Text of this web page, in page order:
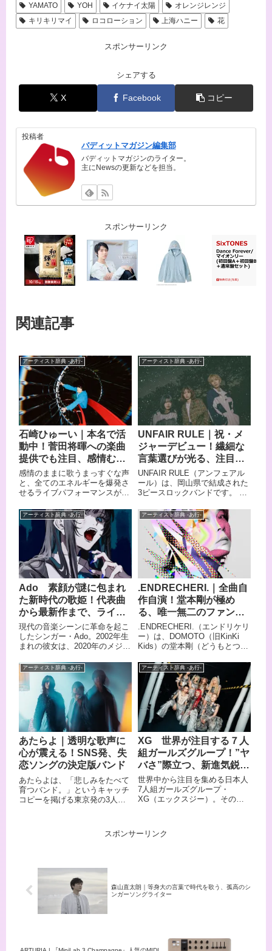
YAMATO
YOH イケナイ太陽
オレンジレンジ
キリキリマイ
ロコローション 上海ハニー 花
スポンサーリンク
シェアする
X Facebook コピー
投稿者
バディットマガジン編集部
バディットマガジンのライター。
主にNewsの更新などを担当。
スポンサーリンク
関連記事
アーティスト辞典 -あ行-
石崎ひゅーい｜本名で活
動中！菅田将暉への楽曲
提供でも注目、感情むき
出しの歌声
感情のままに歌うまっすぐな声
と、全てのエネルギーを爆発さ
せるライブパフォーマンスが魅
市出身のシンガーソングライタ
ー、俳優として活動していま
す。菅田将暉に「虹」「さよな
らエレジー」などヒット曲を提
供した作曲家としても知られ、
菅田将暉×石崎ひゅーい名義で
中島みゆき「糸」をカバーしま
した。音楽プロデューサー須藤
晃との出会いをきっかけにソロ
に転向し、亡き母への想いを込
めたミニアルバム「第三惑星交
響曲」でメジャーデビューを果
たします。この記事では、規格
外のシンガーソングライターの
全貌に迫ります。
アーティスト辞典 -あ行-
UNFAIR RULE｜祝・メ
ジャーデビュー！繊細な
言葉選びが光る、注目の
岡山発バンド
UNFAIR RULE（アンフェアル
ール）は、岡山県で結成された
3ピースロックバンドです。 聴
びと心を揺さぶるメロディによ
って等身大のリアルが詰め込ま
れた楽曲は、多くの若者から熱
い支持を集めています。 ボーカ
ルの山本珠羽から放たれる優し
くも芯のある歌声と、自身の実
体験のみをもとにした赤裸々で
まっすぐな歌詞が最大の魅力。
ライブハウスへ通う若者たちを
中心に人気を広げ、大型フェス
への出演や、日本テレビ「バズ
リズム02」の人気企画にランク
インするなど、要注目のバンド
へと急成長を遂げてきました。
現在はメジャーデビューを果た
ます。 知名度が向上した後も年
間200本を超えるライブをこな
す、生粋のライブバンドです。
この記事では、そんなUNFAIR
RULEのメンバーや来歴、おす
すめ曲をまとめてご紹介しま
す。
アーティスト辞典 -あ行-
Ado 素顔が謎に包まれ
た新時代の歌姫！代表曲
から最新作まで、ライブ
と歌詞の世界を紹介
現代の音楽シーンに革命を起こ
したシンガー・Ado。2002年生
まれの彼女は、2020年のメジャ
社会現象を巻き起こし、一躍人
気ボーカリストとして知名度を
高めました。素顔を公開せずに
活動する神秘的なアーティスト
でありながら、「新時代」をは
じめとする楽曲で多世代を魅了
し続けています。圧倒的な歌唱
力と個性的な歌詞表現で音楽業
界に新たな風を吹き込む彼女の
魅力に迫ります。
アーティスト辞典 -あ行-
.ENDRECHERI.｜全曲自
作自演！堂本剛が極め
る、唯一無二のファンク
世界
.ENDRECHERI.（エンドリケリ
ー）は、DOMOTO（旧KinKi
Kids）の堂本剛（どうもとつよ
です。 ファンクミュージックを
軸にしながら、さまざまなジャ
ンルを取り込んだジャンルレス
な音楽を発信する、唯一無二の
クリエイティブプロジェクトと
して知られています。 その音楽
の最大の魅力は、グルーヴィー
なファンクサウンドと、堂本な
らではの柔らかくもウェットな
歌声、そして「愛」を根幹とし
た唯一無二の世界観。 楽曲の作
詞・作曲を自ら手がけるだけで
なく、プロデューサーやミュー
ジシャンとしても本格的に活動
しており、その実力は国内外で
わしい音楽プロジェクトです。
この記事では、そん
アーティスト辞典 -あ行-
あたらよ｜透明な歌声に
心が震える！SNS発、失
恋ソングの決定版バンド
あたらよは、「悲しみをたべて
育つバンド。」というキャッチ
コピーを掲げる東京発の3人組
ナルな歌声、そしてリリカルな
ギターサウンドが重なり合う楽
では「10月無口な君を忘れる」
のMVが6700万再生を突破し、
アジアツアーではソールドアウ
ト公演が続出するなど、国内外
でその人気は加速する一方で
す。 この記事では、あたらよの
アーティスト辞典 -あ行-
XG 世界が注目する７人
組ガールズグループ！”ヤ
バさ”際立つ、新進気鋭の
若きアーティスト集団
世界中から注目を集める日本人
7人組ガールズグループ・
XG（エックスジー）。その圧
界中のファンを魅了し続けてい
ます。東京ドームでのライブパ
スポンサーリンク
森山直太朗｜等身大の言葉で時代を歌う、孤高のシ
ンガーソングライター